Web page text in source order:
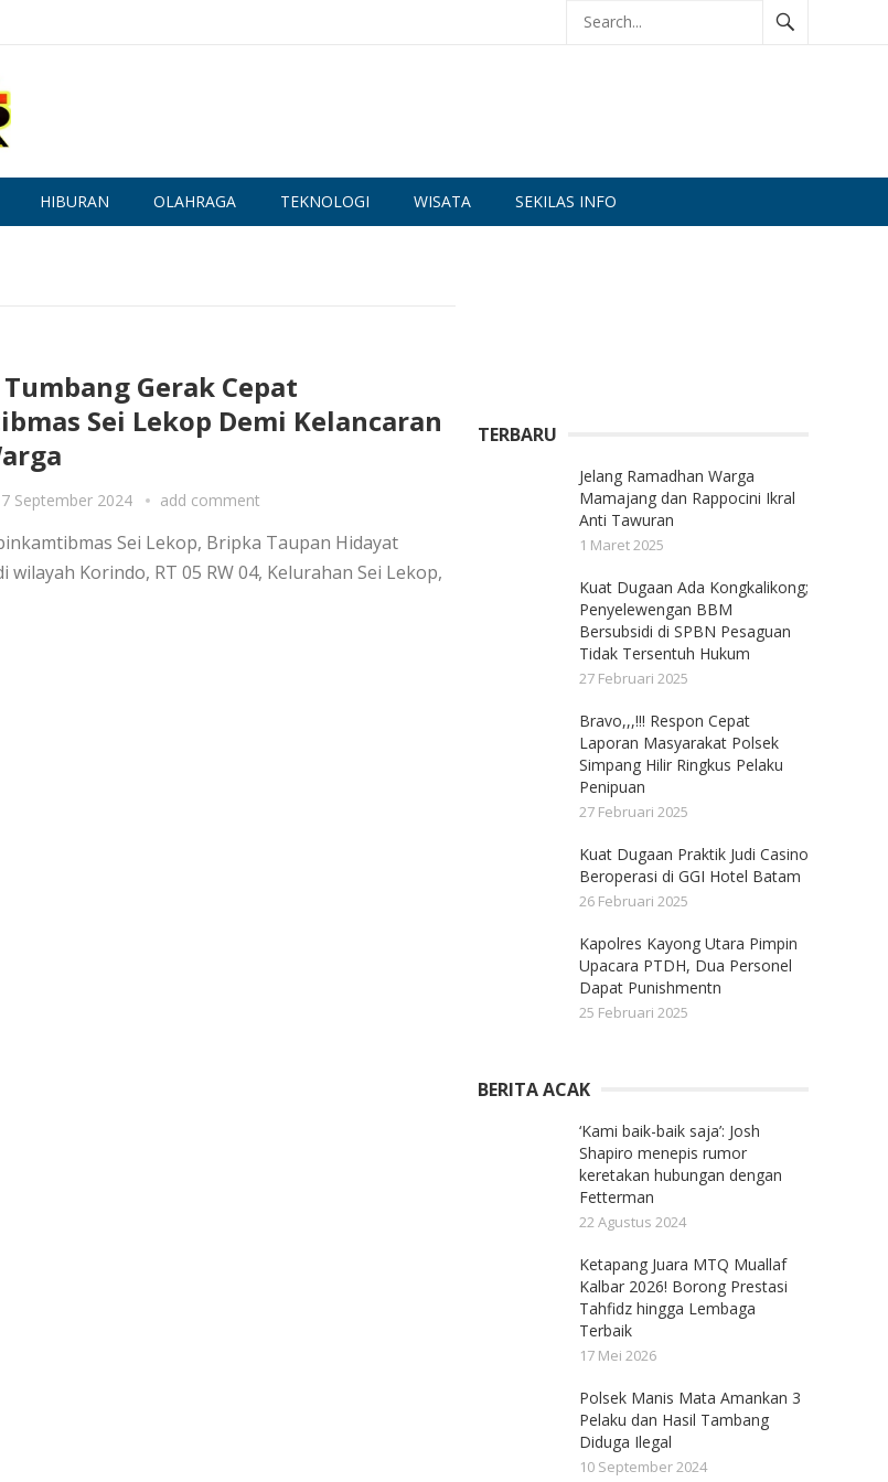
HIBURAN OLAHRAGA TEKNOLOGI WISATA SEKILAS INFO
Gerak Cepat
Sei Lekop Demi Kelancaran
September 2024 add comment
Sei Lekop, Bripka Taupan Hidayat
Korindo, RT 05 RW 04, Kelurahan Sei Lekop,
TERBARU
Jelang Ramadhan Warga
Mamajang dan Rappocini Ikral
Anti Tawuran
1 Maret 2025
Kuat Dugaan Ada Kongkalikong;
Penyelewengan BBM
Bersubsidi di SPBN Pesaguan
Tidak Tersentuh Hukum
27 Februari 2025
Bravo,,,!!! Respon Cepat
Laporan Masyarakat Polsek
Simpang Hilir Ringkus Pelaku
Penipuan
27 Februari 2025
Kuat Dugaan Praktik Judi Casino
Beroperasi di GGI Hotel Batam
26 Februari 2025
Kapolres Kayong Utara Pimpin
Upacara PTDH, Dua Personel
Dapat Punishmentn
25 Februari 2025
BERITA ACAK
‘Kami baik-baik saja’: Josh
Shapiro menepis rumor
keretakan hubungan dengan
Fetterman
22 Agustus 2024
Ketapang Juara MTQ Muallaf
Kalbar 2026! Borong Prestasi
Tahfidz hingga Lembaga
Terbaik
17 Mei 2026
Polsek Manis Mata Amankan 3
Pelaku dan Hasil Tambang
Diduga Ilegal
10 September 2024